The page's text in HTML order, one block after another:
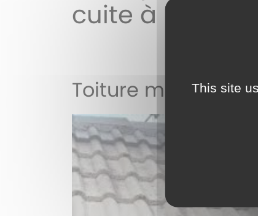
cuite à Pleaux
Toiture This site